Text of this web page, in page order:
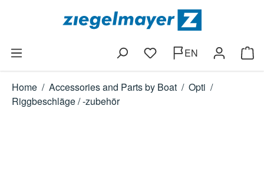
Skip to main content
You have 0 wishlist items
EN
Home / Accessories and Parts by Boat / Opti /
Riggbeschläge / -zubehör